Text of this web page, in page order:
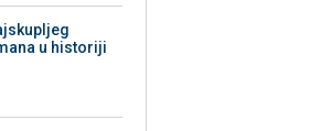
u historiji